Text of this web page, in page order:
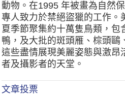
動物。在1995 年被畫為自然
專人致力於禁絕盜獵的工作。
夏季節聚集約十萬隻鳥類，
鴨，及大批的斑頭雁、棕頭鷗
這些盡情展現美麗姿態與激昂
者及攝影者的天堂。
文章投票